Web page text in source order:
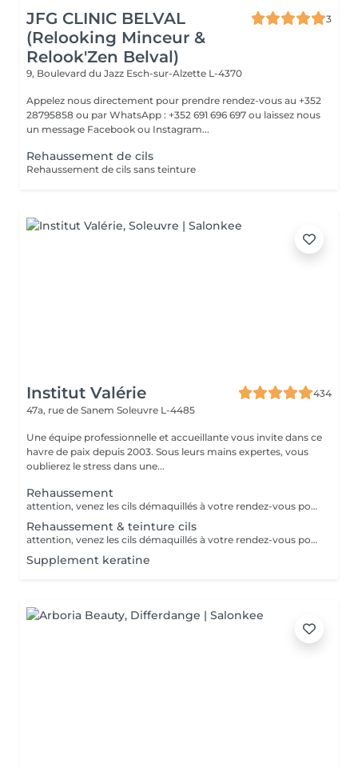
JFG CLINIC BELVAL
(Relooking Minceur &
Relook'Zen Belval)
3
9, Boulevard du Jazz Esch-sur-Alzette L-4370
Appelez nous directement pour prendre rendez-vous au +352
28795858 ou par WhatsApp : +352 691 696 697 ou laissez nous
un message Facebook ou Instagram...
Rehaussement de cils
Rehaussement de cils sans teinture
Institut Valérie
434
47a, rue de Sanem Soleuvre L-4485
Une équipe professionnelle et accueillante vous invite dans ce
havre de paix depuis 2003. Sous leurs mains expertes, vous
oublierez le stress dans une...
Rehaussement
attention, venez les cils démaquillés à votre rendez-vous pour une meilleure tenue. veillez à ne pas avoir fait de teinture ou rehaussement 6-8 semaines avant votre rendez-vous merci Recourbe vos cils naturels sans rallonger ni colorer Tenue 6-8 semaines
Rehaussement & teinture cils
attention, venez les cils démaquillés à votre rendez-vous pour une meilleure tenue. veillez à ne pas avoir fait de teinture ou rehaussement 6-8 semaines avant votre rendez-vous merci
Supplement keratine